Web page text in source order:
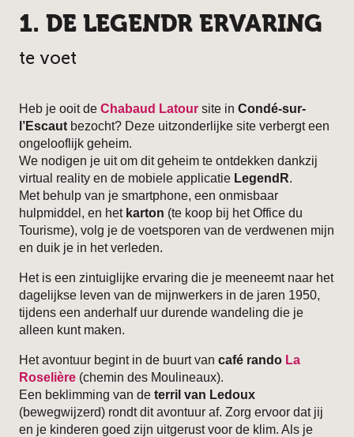
1. DE LEGENDR ERVARING
te voet
Heb je ooit de Chabaud Latour site in Condé-sur-
l’Escaut bezocht? Deze uitzonderlijke site verbergt een
ongelooflijk geheim.
We nodigen je uit om dit geheim te ontdekken dankzij
virtual reality en de mobiele applicatie LegendR.
Met behulp van je smartphone, een onmisbaar
hulpmiddel, en het karton (te koop bij het Office du
Tourisme), volg je de voetsporen van de verdwenen mijn
en duik je in het verleden.
Het is een zintuiglijke ervaring die je meeneemt naar het
dagelijkse leven van de mijnwerkers in de jaren 1950,
tijdens een anderhalf uur durende wandeling die je
alleen kunt maken.
Het avontuur begint in de buurt van café rando La
Roselière (chemin des Moulineaux).
Een beklimming van de terril van Ledoux
(bewegwijzerd) rondt dit avontuur af. Zorg ervoor dat jij
en je kinderen goed zijn uitgerust voor de klim. Als je